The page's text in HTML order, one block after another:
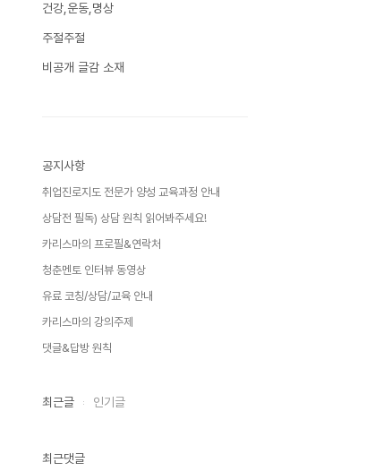
건강,운동,명상
주절주절
비공개 글감 소재
공지사항
취업진로지도 전문가 양성 교육과정 안내
상담전 필독) 상담 원칙 읽어봐주세요!
카리스마의 프로필&연락처
청춘멘토 인터뷰 동영상
유료 코칭/상담/교육 안내
카리스마의 강의주제
댓글&답방 원칙
최근글 인기글
최근댓글